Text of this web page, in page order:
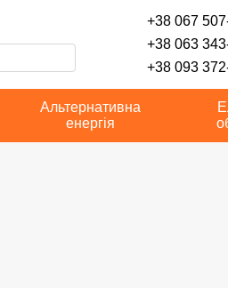
+38 067
+38 063
+38 093
Альтернативна
енергія